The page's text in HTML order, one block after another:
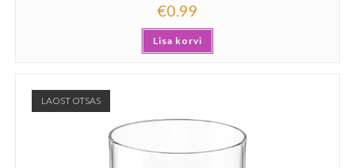
€0.99
Lisa korvi
LAOST OTSAS